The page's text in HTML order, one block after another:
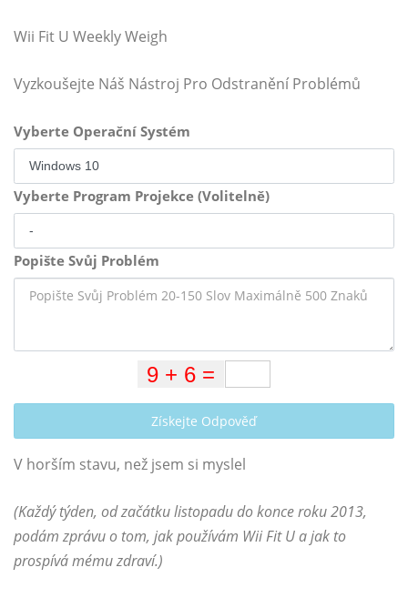
Wii Fit U Weekly Weigh
Vyzkoušejte Náš Nástroj Pro Odstranění Problémů
Vyberte Operační Systém
Vyberte Program Projekce (Volitelně)
Popište Svůj Problém
Získejte Odpověď
V horším stavu, než jsem si myslel
(Každý týden, od začátku listopadu do konce roku 2013,
podám zprávu o tom, jak používám Wii Fit U a jak to
prospívá mému zdraví.)